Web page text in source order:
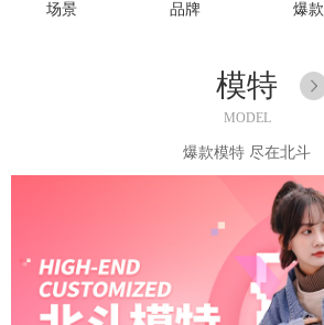
场景 品牌 爆款
模特
MODEL
爆款模特 尽在北斗